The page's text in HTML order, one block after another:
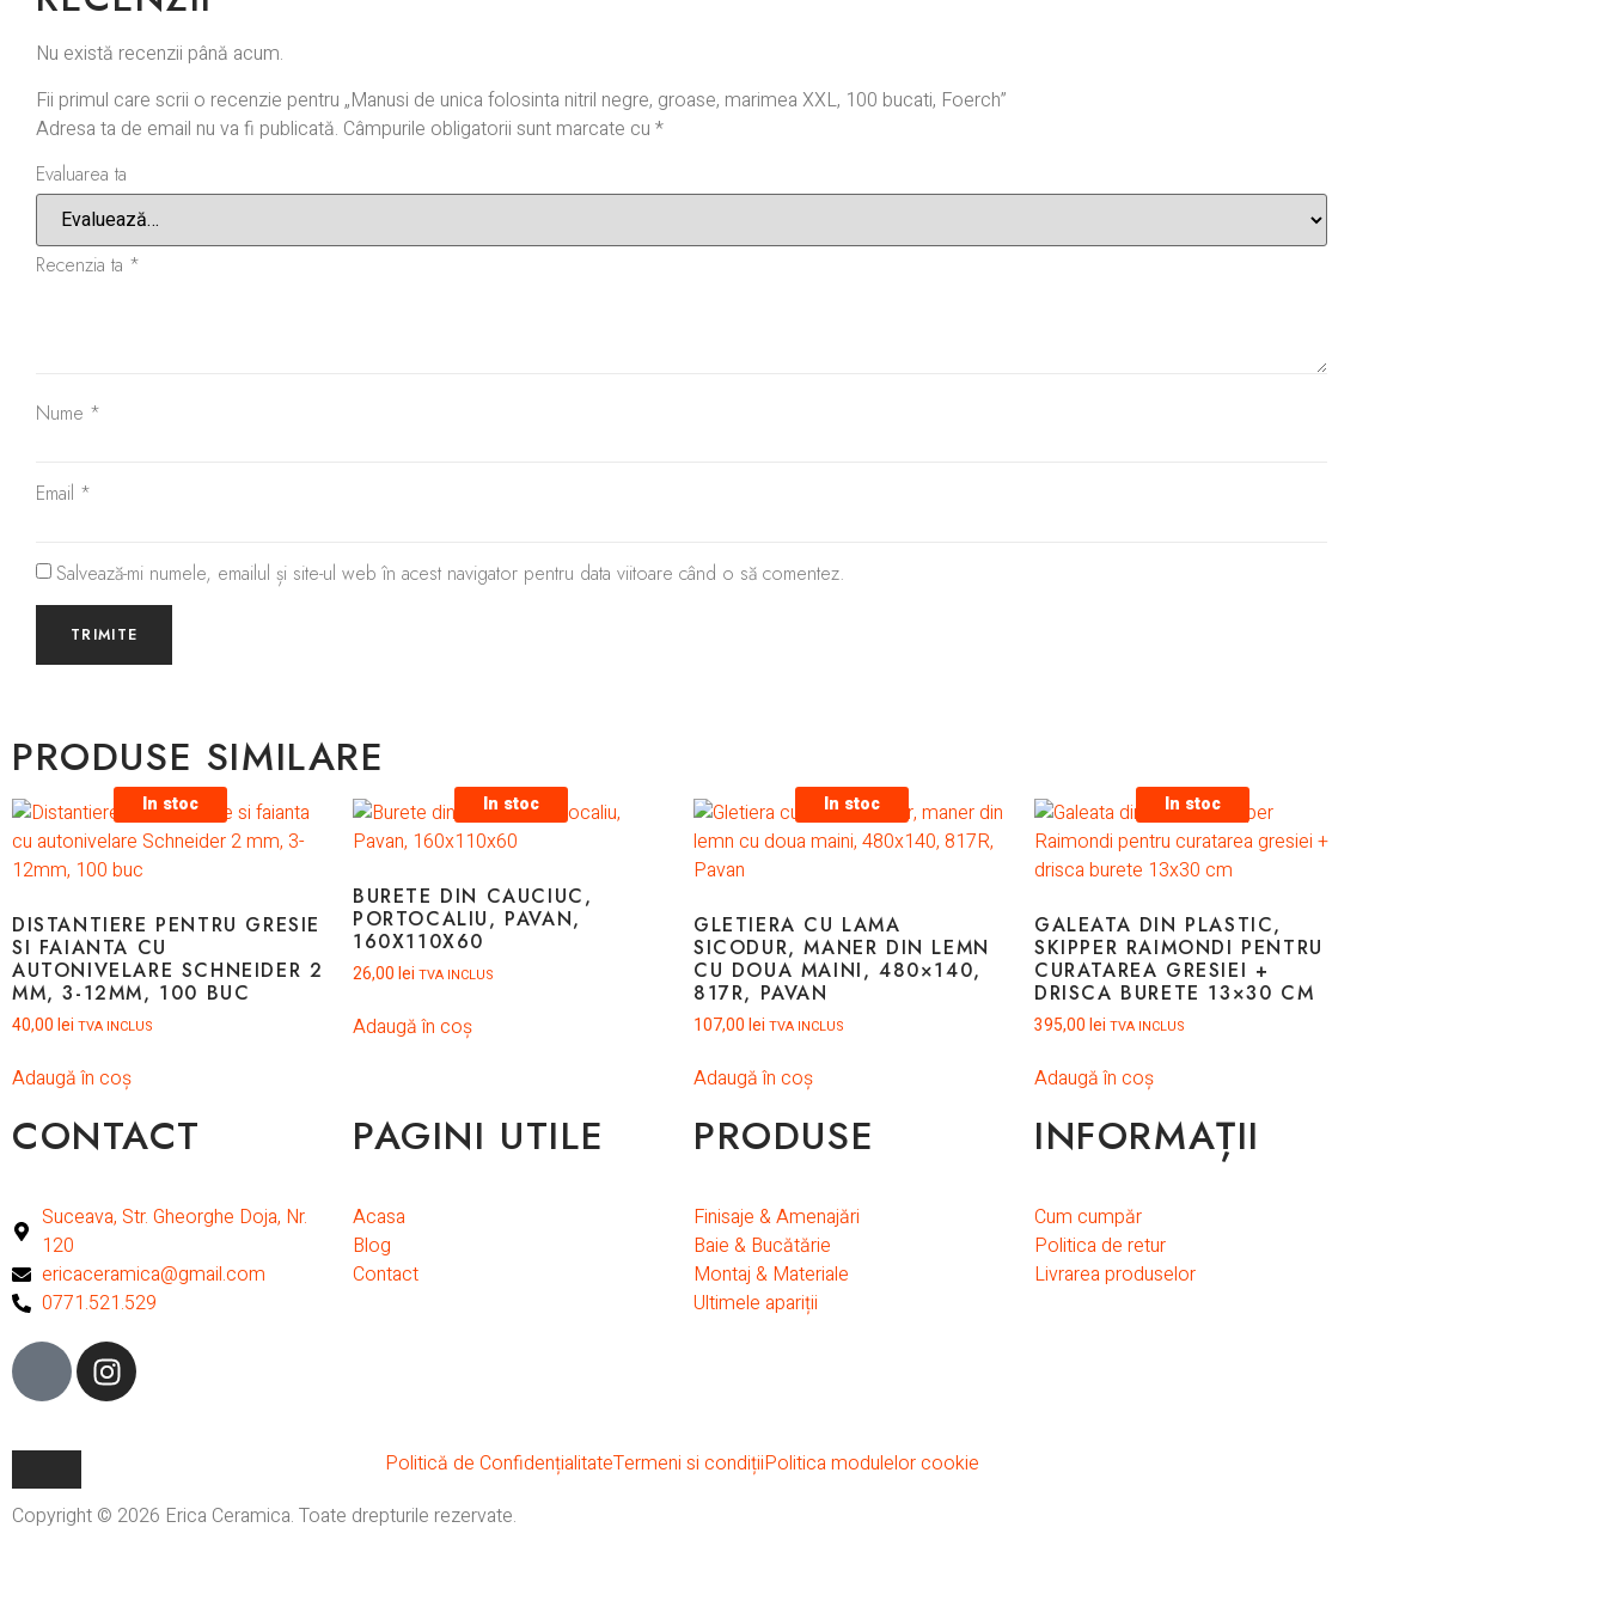
Nu există recenzii până acum.
Fii primul care scrii o recenzie pentru „Manusi de unica folosinta nitril negre, groase, marimea XXL, 100 bucati, Foerch”
Adresa ta de email nu va fi publicată. Câmpurile obligatorii sunt marcate cu *
Evaluarea ta
Recenzia ta *
Nume *
Email *
Salvează-mi numele, emailul și site-ul web în acest navigator pentru data viitoare când o să comentez.
PRODUSE SIMILARE
In stoc
DISTANTIERE PENTRU GRESIE
SI FAIANTA CU
AUTONIVELARE SCHNEIDER 2
MM, 3-12MM, 100 BUC
40,00 lei TVA INCLUS
Adaugă în coș
In stoc
BURETE DIN CAUCIUC,
PORTOCALIU, PAVAN,
160X110X60
26,00 lei TVA INCLUS
Adaugă în coș
In stoc
GLETIERA CU LAMA
SICODUR, MANER DIN LEMN
CU DOUA MAINI, 480×140,
817R, PAVAN
107,00 lei TVA INCLUS
Adaugă în coș
In stoc
GALEATA DIN PLASTIC,
SKIPPER RAIMONDI PENTRU
CURATAREA GRESIEI +
DRISCA BURETE 13×30 CM
395,00 lei TVA INCLUS
Adaugă în coș
CONTACT
Suceava, Str. Gheorghe Doja, Nr.
120
ericaceramica@gmail.com
0771.521.529
PAGINI UTILE
Acasa
Blog
Contact
PRODUSE
Finisaje & Amenajări
Baie & Bucătărie
Montaj & Materiale
Ultimele apariții
INFORMAȚII
Cum cumpăr
Politica de retur
Livrarea produselor
Politică de ConfidențialitateTermeni si condițiiPolitica modulelor cookie
Copyright © 2026 Erica Ceramica. Toate drepturile rezervate.